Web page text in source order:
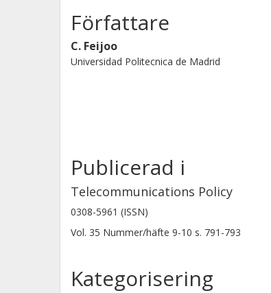
upon and the deployment of
Författare
C. Feijoo
Universidad Politecnica de Madrid
Publicerad i
Telecommunications Policy
0308-5961 (ISSN)
Vol. 35 Nummer/häfte 9-10 s. 791-793
Kategorisering